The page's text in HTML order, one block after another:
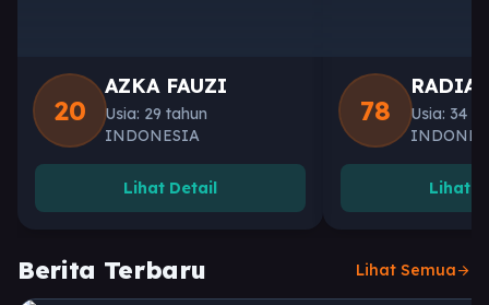
20
AZKA FAUZI
Usia: 29 tahun
INDONESIA
Lihat Detail
78
Usia: 34
Lihat
Berita Terbaru Lihat Semuaarrow_forward